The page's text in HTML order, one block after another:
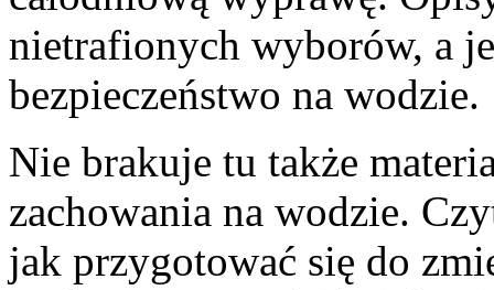
nietrafionych wyborów, a
bezpieczeństwo na wodzie.
Nie brakuje tu także
zachowania na wodzie.
jak przygotować się do